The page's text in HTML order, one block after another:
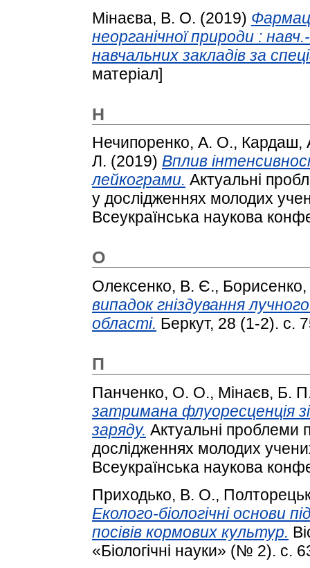
Мінаєва, В. О. (2019)
неорганічної природи :
навчальних закладів за
матеріал]
Н
Нечипоренко, А. О., Кардаш,
Л. (2019) Вплив
лейкограми. Актуальні
у дослідженнях молодих
Всеукраїнська наукова
О
Олексенко, В. Є.,
випадок гніздування
області. Беркут, 28 (1-2). с.
П
Панченко, О. О., Мінаєв, Б.
затримана флуоресценція
заряду. Актуальні проблеми
дослідженнях молодих
Всеукраїнська наукова
Приходько, В. О.,
Еколого-біологічні основи
посівів кормових культур.
«Біологічні науки» (№ 2). с.